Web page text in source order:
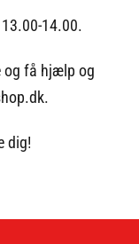
14.00.
og få hjælp og
dig!